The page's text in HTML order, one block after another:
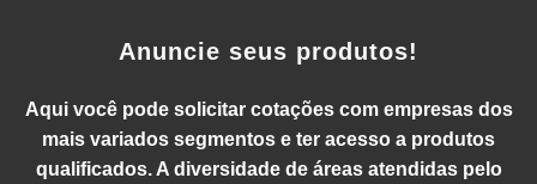
Anuncie seus produtos!
Aqui você pode solicitar cotações com empresas dos
mais variados segmentos e ter acesso a produtos
qualificados. A diversidade de áreas atendidas pelo